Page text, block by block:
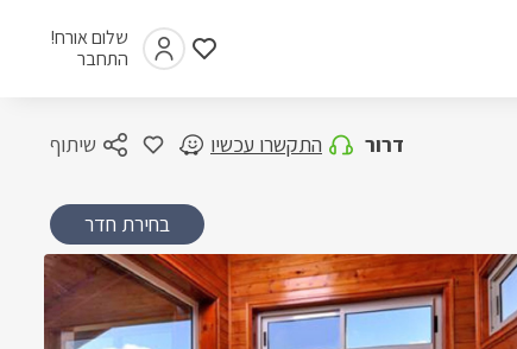
שלום אורח!
התחבר
שיתוף דרור התקשרו עכשיו
בחירת חדר